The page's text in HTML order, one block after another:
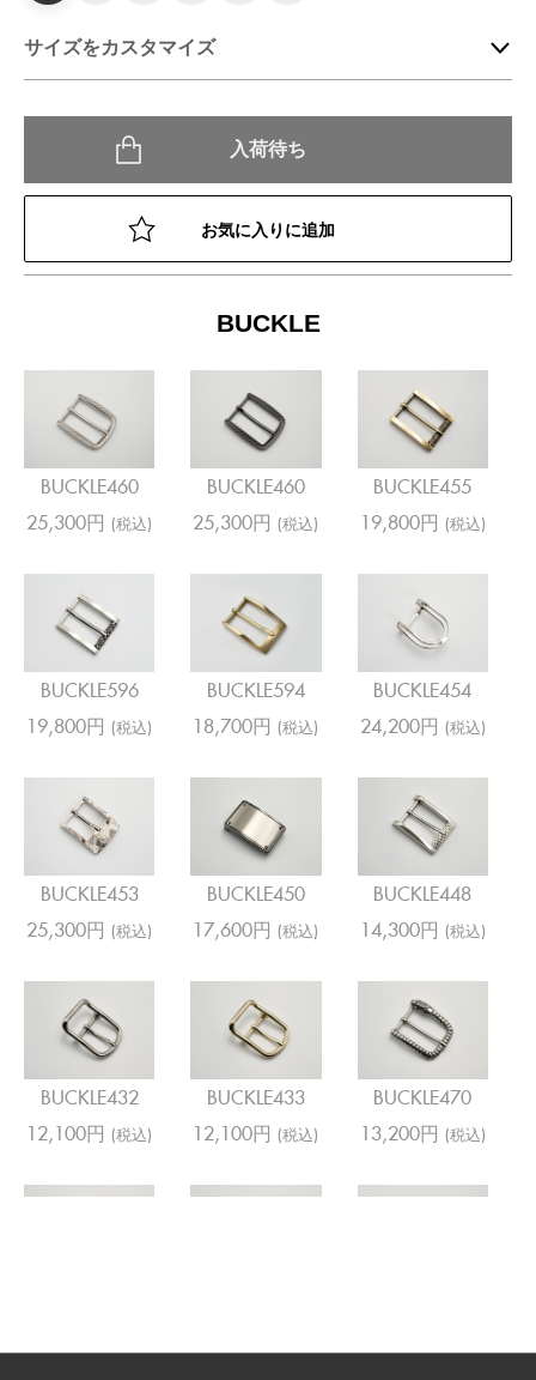
サイズをカスタマイズ
入荷待ち
お気に入りに追加
BUCKLE
BUCKLE460
25,300円(税込)
BUCKLE460
25,300円(税込)
BUCKLE455
19,800円 (税込)
BUCKLE596
19,800円(税込)
BUCKLE594
18,700円(税込)
BUCKLE454
24,200円 (税込)
BUCKLE453
25,300円(税込)
BUCKLE450
17,600円(税込)
BUCKLE448
14,300円 (税込)
BUCKLE432
12,100円(税込)
BUCKLE433
12,100円(税込)
BUCKLE470
13,200円 (税込)